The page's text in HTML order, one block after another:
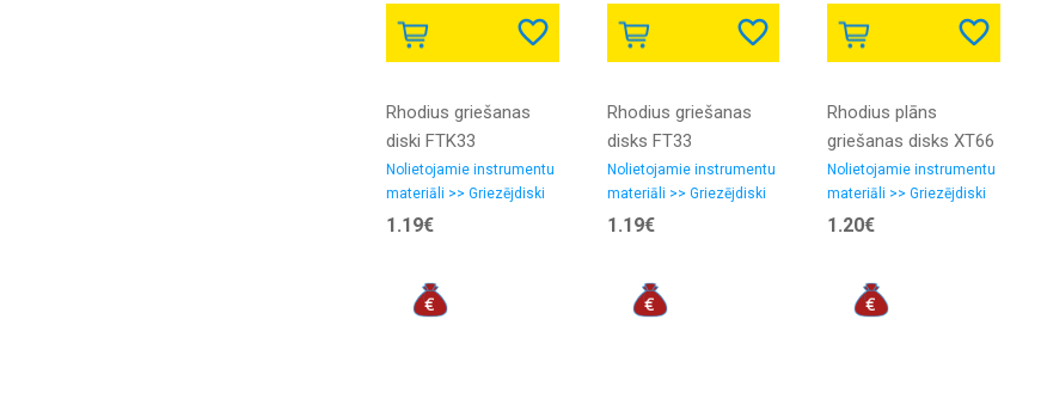
Rhodius griešanas
diski FTK33
125x3.0x22.23
Nolietojamie instrumentu
materiāli >> Griezējdiski
1.19€
Rhodius griešanas
disks FT33
125x2.0x22.23
Nolietojamie instrumentu
materiāli >> Griezējdiski
1.19€
Rhodius plāns
griešanas disks XT66
125x1.5x22.23
Nolietojamie instrumentu
materiāli >> Griezējdiski
1.20€